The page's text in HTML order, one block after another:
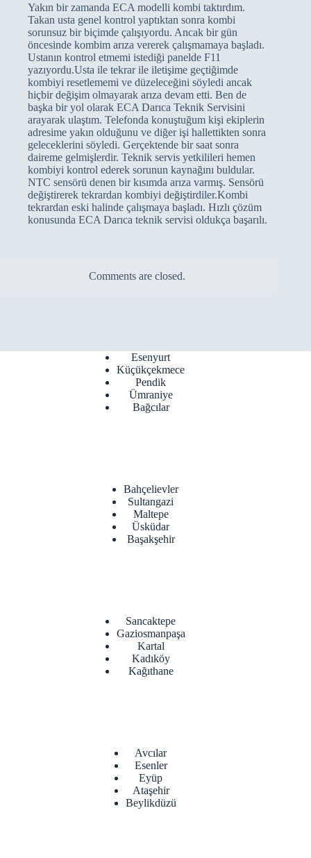
Yakın bir zamanda ECA modelli kombi taktırdım.
Takan usta genel kontrol yaptıktan sonra kombi
sorunsuz bir biçimde çalışıyordu. Ancak bir gün
öncesinde kombim arıza vererek çalışmamaya başladı.
Ustanın kontrol etmemi istediği panelde F11
yazıyordu.Usta ile tekrar ile iletişime geçtiğimde
kombiyi resetlememi ve düzeleceğini söyledi ancak
hiçbir değişim olmayarak arıza devam etti. Ben de
başka bir yol olarak ECA Darıca Teknik Servisini
arayarak ulaştım. Telefonda konuştuğum kişi ekiplerin
adresime yakın olduğunu ve diğer işi hallettikten sonra
geleceklerini söyledi. Gerçektende bir saat sonra
daireme gelmişlerdir. Teknik servis yetkilileri hemen
kombiyi kontrol ederek sorunun kaynağını buldular.
NTC sensörü denen bir kısımda arıza varmış. Sensörü
değiştirerek tekrardan kombiyi değiştirdiler.Kombi
tekrardan eski halinde çalışmaya başladı. Hızlı çözüm
konusunda ECA Darıca teknik servisi oldukça başarılı.
Comments are closed.
Esenyurt
Küçükçekmece
Pendik
Ümraniye
Bağcılar
Bahçelievler
Sultangazi
Maltepe
Üsküdar
Başakşehir
Sancaktepe
Gaziosmanpaşa
Kartal
Kadıköy
Kağıthane
Avcılar
Esenler
Eyüp
Ataşehir
Beylikdüzü